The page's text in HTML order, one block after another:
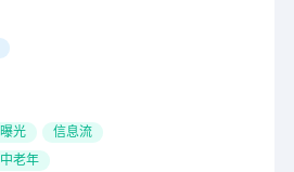
曝光 信息流
中老年